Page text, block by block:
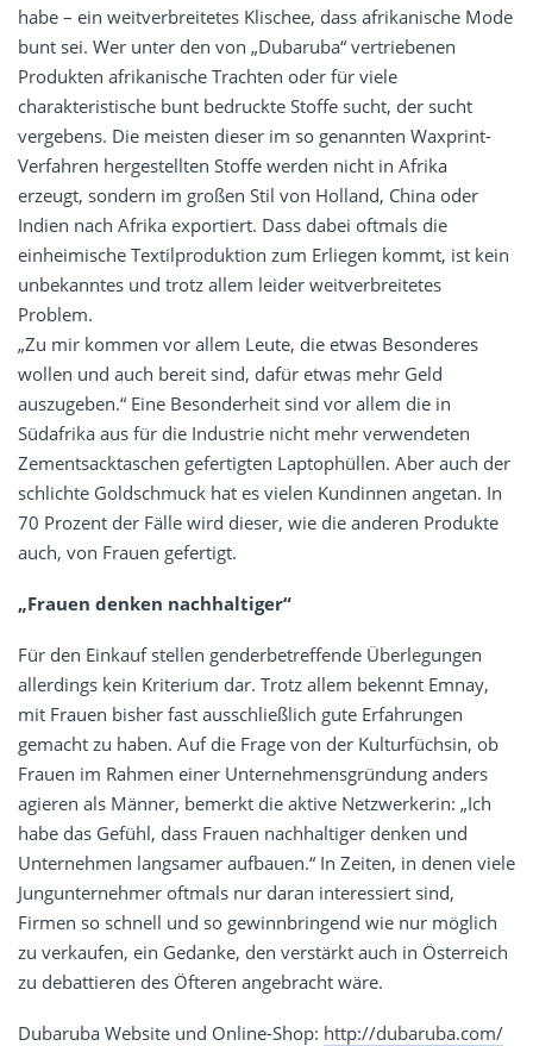
habe – ein weitverbreitetes Klischee, dass afrikanische Mode
bunt sei. Wer unter den von „Dubaruba“ vertriebenen
Produkten afrikanische Trachten oder für viele
charakteristische bunt bedruckte Stoffe sucht, der sucht
vergebens. Die meisten dieser im so genannten Waxprint-
Verfahren hergestellten Stoffe werden nicht in Afrika
erzeugt, sondern im großen Stil von Holland, China oder
Indien nach Afrika exportiert. Dass dabei oftmals die
einheimische Textilproduktion zum Erliegen kommt, ist kein
unbekanntes und trotz allem leider weitverbreitetes
Problem.
„Zu mir kommen vor allem Leute, die etwas Besonderes
wollen und auch bereit sind, dafür etwas mehr Geld
auszugeben.“ Eine Besonderheit sind vor allem die in
Südafrika aus für die Industrie nicht mehr verwendeten
Zementsacktaschen gefertigten Laptophüllen. Aber auch der
schlichte Goldschmuck hat es vielen Kundinnen angetan. In
70 Prozent der Fälle wird dieser, wie die anderen Produkte
auch, von Frauen gefertigt.
„Frauen denken nachhaltiger“
Für den Einkauf stellen genderbetreffende Überlegungen
allerdings kein Kriterium dar. Trotz allem bekennt Emnay,
mit Frauen bisher fast ausschließlich gute Erfahrungen
gemacht zu haben. Auf die Frage von der Kulturfüchsin, ob
Frauen im Rahmen einer Unternehmensgründung anders
agieren als Männer, bemerkt die aktive Netzwerkerin: „Ich
habe das Gefühl, dass Frauen nachhaltiger denken und
Unternehmen langsamer aufbauen.“ In Zeiten, in denen viele
Jungunternehmer oftmals nur daran interessiert sind,
Firmen so schnell und so gewinnbringend wie nur möglich
zu verkaufen, ein Gedanke, den verstärkt auch in Österreich
zu debattieren des Öfteren angebracht wäre.
Dubaruba Website und Online-Shop: http://dubaruba.com/